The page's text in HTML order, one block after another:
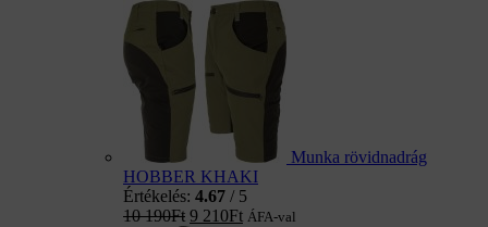
Munka rövidnadrág
HOBBER KHAKI
Értékelés: 4.67 / 5
10 190Ft 9 210Ft ÁFA-val